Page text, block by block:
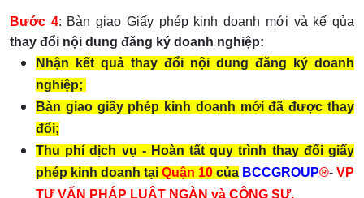
Bước 4: Bàn giao Giấy phép kinh doanh mới và kế qủa
thay đổi nội dung đăng ký doanh nghiệp:
Nhận kết quả thay đổi nội dung đăng ký doanh
nghiệp;
Bàn giao giấy phép kinh doanh mới đã được thay
đổi;
Thu phí dịch vụ - Hoàn tất quy trình thay đổi giấy
phép kinh doanh tại Quận 10 của BCCGROUP®- VP
TƯ VẤN PHÁP LUẬT NGÀN và CỘNG SỰ.